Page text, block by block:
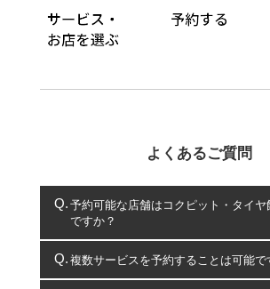
よくあるご質問
予約可能な店舗はコクピット・タイヤ
ですか？
コクピット・タイヤ館のみとなります
複数サービスを予約することは可能で